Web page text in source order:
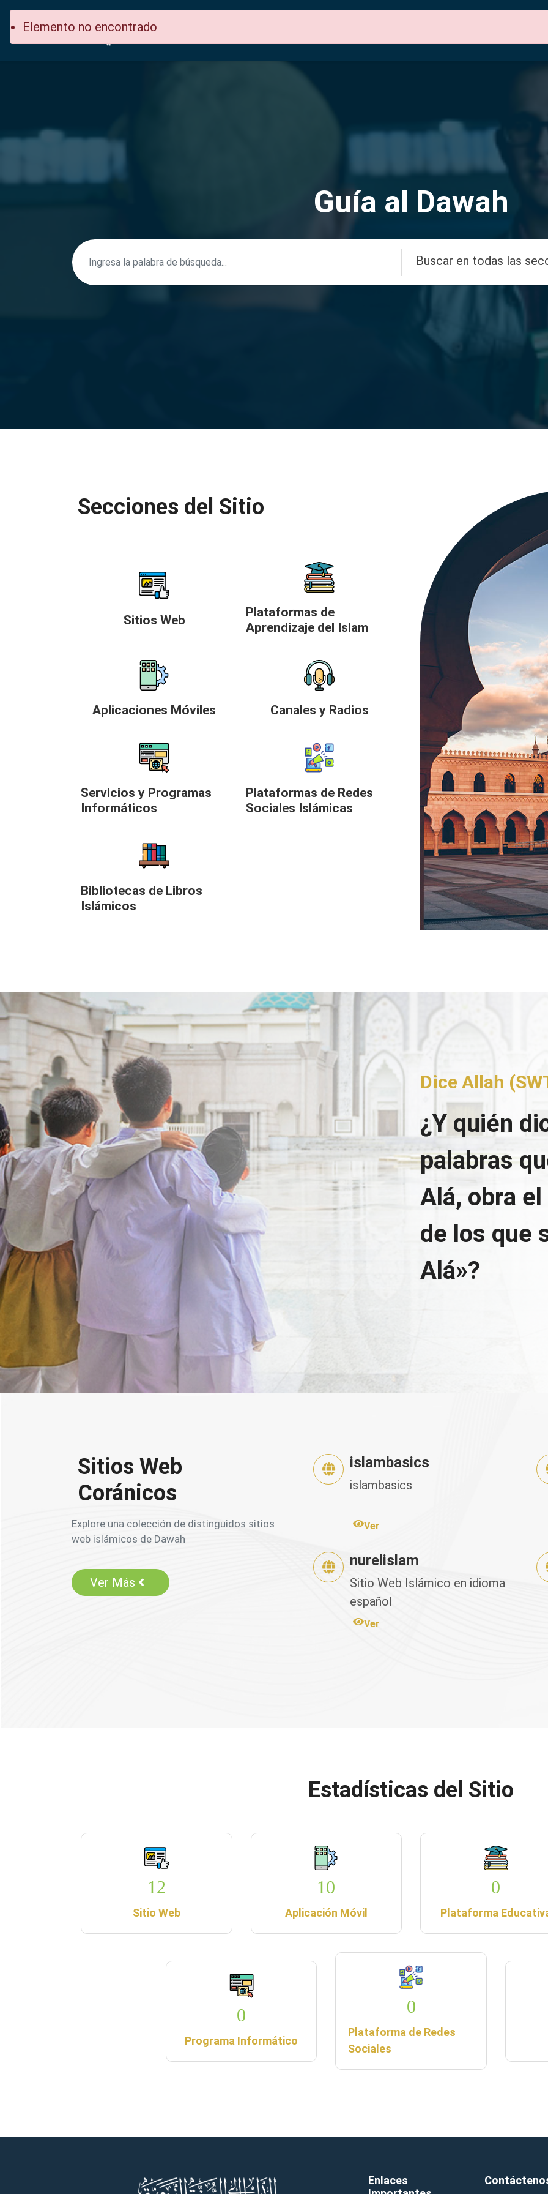
Elemento no encontrado
Guía al Dawah
Secciones del Sitio
Sitios Web
Plataformas de
Aprendizaje del Islam
Aplicaciones Móviles Canales y Radios
Servicios y Programas
Informáticos
Plataformas de Redes
Sociales Islámicas
Bibliotecas de Libros
Islámicos
Dice Allah
¿Y quién
palabras
Alá, obra
de los que
Alá»?
Sitios Web
Coránicos
Explore una colección de distinguidos sitios
web islámicos de Dawah
Ver Más
islambasics
islambasics
Ver
nurelislam
Sitio Web Islámico en idioma
español
Ver
Estadísticas del Sitio
12
Sitio Web
10
Aplicación Móvil
0
Plataforma
0
Programa Informático
0
Plataforma de Redes
Sociales
Enlaces